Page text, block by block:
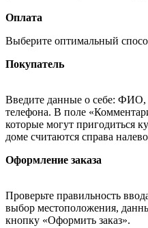
Оплата
Выберите оптимальный
Покупатель
Введите данные о себе: ФИО,
телефона. В поле
которые могут пригодиться
доме считаются справа
Оформление заказа
Проверьте правильность
выбор местоположения,
кнопку «Оформить заказ».